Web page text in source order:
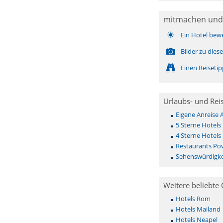
mitmachen
Ein Hotel
Bilder zu
Einen
Urlaubs- und
Eigene Anreise
5 Sterne
4 Sterne
Restaurants
Weitere beliebte
Hotels Rom
Hotels Mailand
Hotels Neapel